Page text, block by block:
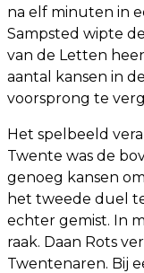
na elf minuten in
Sampsted wipte
van de Letten
aantal kansen in
voorsprong te
Het spelbeeld
Twente was de
genoeg kansen
het tweede duel
echter gemist. In
raak. Daan Rots
Twentenaren. Bij